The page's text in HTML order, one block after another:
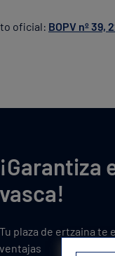
oficial: BOPV nº 39,
¡Garantiza
vasca!
Tu plaza de ertzaina te
ventajas